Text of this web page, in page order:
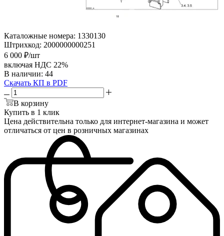
Каталожные номера: 1330130
Штрихкод: 2000000000251
6 000 ₽/шт
включая НДС 22%
В наличии: 44
Скачать КП в PDF
В корзину
Купить в 1 клик
Цена действительна только для интернет-магазина и может
отличаться от цен в розничных магазинах